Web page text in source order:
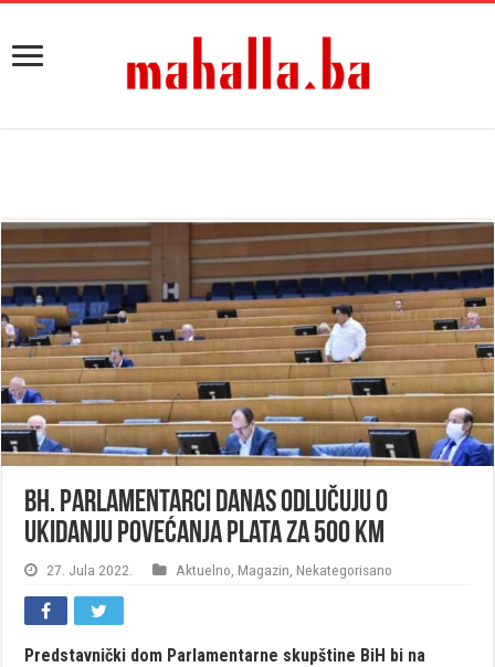
Bh. parlamentarci danas odlučuju o
ukidanju povećanja plata za 500 KM
27. Jula 2022. Aktuelno Magazin Nekategorisano
Predstavnički dom Parlamentarne skupštine BiH bi na